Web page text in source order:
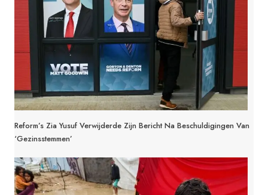
Reform’s Zia Yusuf Verwijderde Zijn Bericht Na Beschuldigingen Van
‘gezinsstemmen’